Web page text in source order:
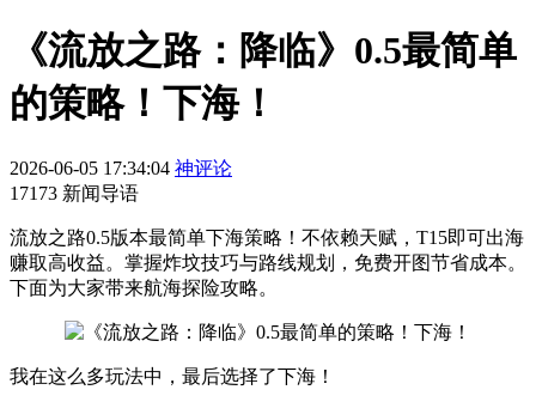
《流放之路：降临》0.5最简单
的策略！下海！
2026-06-05 17:34:04 神评论
17173 新闻导语
流放之路0.5版本最简单下海策略！不依赖天赋，T15即可出海
赚取高收益。掌握炸坟技巧与路线规划，免费开图节省成本。
下面为大家带来航海探险攻略。
我在这么多玩法中，最后选择了下海！